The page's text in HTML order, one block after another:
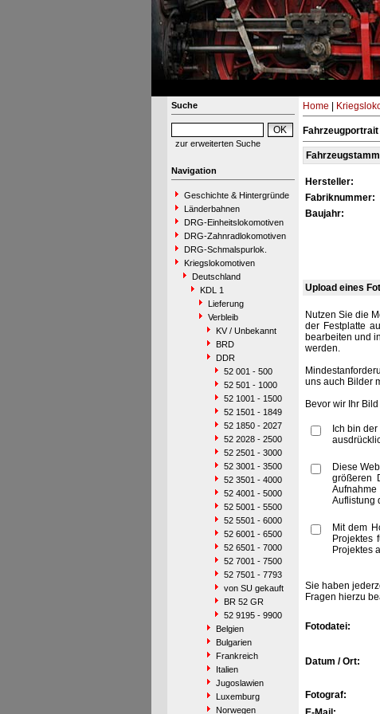
Suche
zur erweiterten Suche
Navigation
Geschichte & Hintergründe
Länderbahnen
DRG-Einheitslokomotiven
DRG-Zahnradlokomotiven
DRG-Schmalspurlok.
Kriegslokomotiven
Deutschland
KDL 1
Lieferung
Verbleib
KV / Unbekannt
BRD
DDR
52 001 - 500
52 501 - 1000
52 1001 - 1500
52 1501 - 1849
52 1850 - 2027
52 2028 - 2500
52 2501 - 3000
52 3001 - 3500
52 3501 - 4000
52 4001 - 5000
52 5001 - 5500
52 5501 - 6000
52 6001 - 6500
52 6501 - 7000
52 7001 - 7500
52 7501 - 7793
von SU gekauft
BR 52 GR
52 9195 - 9900
Belgien
Bulgarien
Frankreich
Italien
Jugoslawien
Luxemburg
Norwegen
Home
Fahrzeugstamm
Hersteller:
Fabriknummer:
Baujahr:
Upload eines
Nutzen Sie die
der Festplatte
bearbeiten und
werden.
uns auch Bilder
Bevor wir Ihr
Ich bin
Diese
größeren
Auflistung
Mit dem
Projektes
Projektes
Sie haben
Fragen hierzu
Fotodatei:
Datum / Ort:
Fotograf: